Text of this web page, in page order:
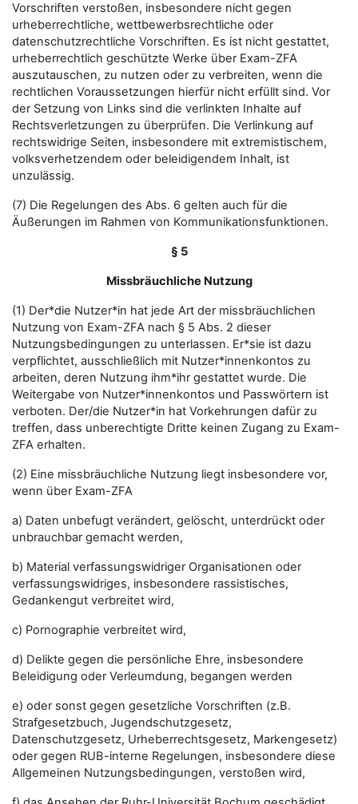
Vorschriften verstoßen, insbesondere nicht gegen
urheberrechtliche, wettbewerbsrechtliche oder
datenschutzrechtliche Vorschriften. Es ist nicht gestattet,
urheberrechtlich geschützte Werke über Exam-ZFA
auszutauschen, zu nutzen oder zu verbreiten, wenn die
rechtlichen Voraussetzungen hierfür nicht erfüllt sind. Vor
der Setzung von Links sind die verlinkten Inhalte auf
Rechtsverletzungen zu überprüfen. Die Verlinkung auf
rechtswidrige Seiten, insbesondere mit extremistischem,
volksverhetzendem oder beleidigendem Inhalt, ist
unzulässig.
(7) Die Regelungen des Abs. 6 gelten auch für die
Äußerungen im Rahmen von Kommunikationsfunktionen.
§ 5
Missbräuchliche Nutzung
(1) Der*die Nutzer*in hat jede Art der missbräuchlichen
Nutzung von Exam-ZFA nach § 5 Abs. 2 dieser
Nutzungsbedingungen zu unterlassen. Er*sie ist dazu
verpflichtet, ausschließlich mit Nutzer*innenkontos zu
arbeiten, deren Nutzung ihm*ihr gestattet wurde. Die
Weitergabe von Nutzer*innenkontos und Passwörtern ist
verboten. Der/die Nutzer*in hat Vorkehrungen dafür zu
treffen, dass unberechtigte Dritte keinen Zugang zu Exam-
ZFA erhalten.
(2) Eine missbräuchliche Nutzung liegt insbesondere vor,
wenn über Exam-ZFA
a) Daten unbefugt verändert, gelöscht, unterdrückt oder
unbrauchbar gemacht werden,
b) Material verfassungswidriger Organisationen oder
verfassungswidriges, insbesondere rassistisches,
Gedankengut verbreitet wird,
c) Pornographie verbreitet wird,
d) Delikte gegen die persönliche Ehre, insbesondere
Beleidigung oder Verleumdung, begangen werden
e) oder sonst gegen gesetzliche Vorschriften (z.B.
Strafgesetzbuch, Jugendschutzgesetz,
Datenschutzgesetz, Urheberrechtsgesetz, Markengesetz)
oder gegen RUB-interne Regelungen, insbesondere diese
Allgemeinen Nutzungsbedingungen, verstoßen wird,